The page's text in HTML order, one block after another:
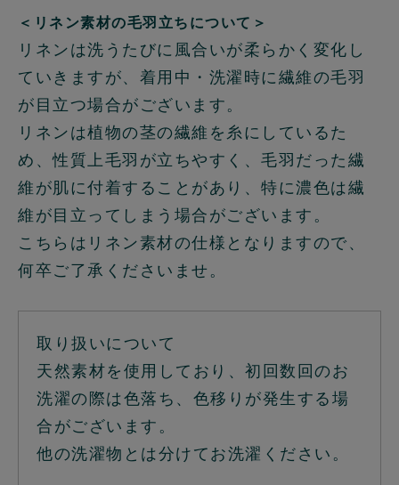
＜リネン素材の毛羽立ちについて＞
リネンは洗うたびに風合いが柔らかく変化し
ていきますが、着用中・洗濯時に繊維の毛羽
が目立つ場合がございます。
リネンは植物の茎の繊維を糸にしているた
め、性質上毛羽が立ちやすく、毛羽だった繊
維が肌に付着することがあり、特に濃色は繊
維が目立ってしまう場合がございます。
こちらはリネン素材の仕様となりますので、
何卒ご了承くださいませ。
取り扱いについて
天然素材を使用しており、初回数回のお
洗濯の際は色落ち、色移りが発生する場
合がございます。
他の洗濯物とは分けてお洗濯ください。